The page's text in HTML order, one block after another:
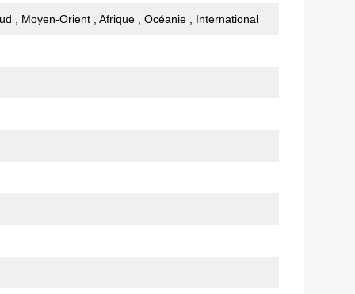
, Moyen-Orient , Afrique , Océanie , International